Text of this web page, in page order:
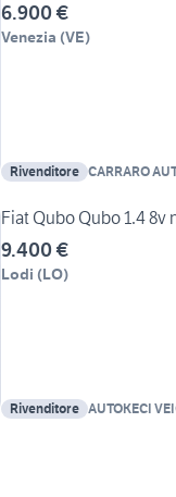
6.900 €
Venezia (VE)
Rivenditore CARRARO
Fiat Qubo Qubo 1.4
9.400 €
Lodi (LO)
Rivenditore AUTOKECI